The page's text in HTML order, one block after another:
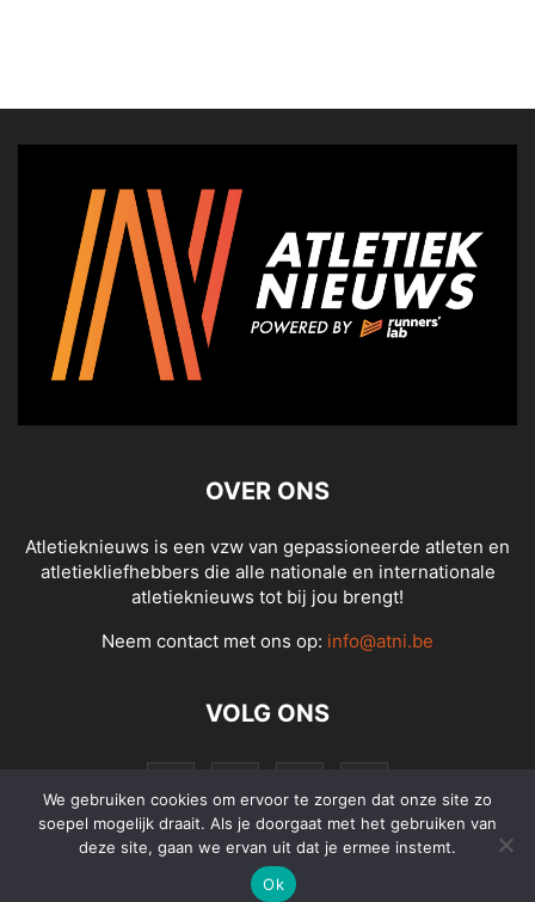
OVER ONS
Atletieknieuws is een vzw van gepassioneerde atleten en
atletiekliefhebbers die alle nationale en internationale
atletieknieuws tot bij jou brengt!
Neem contact met ons op: info@atni.be
VOLG ONS
© Atletieknieuws - Alle rechten voorbehouden
We gebruiken cookies om ervoor te zorgen dat onze site zo
soepel mogelijk draait. Als je doorgaat met het gebruiken van
deze site, gaan we ervan uit dat je ermee instemt.
Ok